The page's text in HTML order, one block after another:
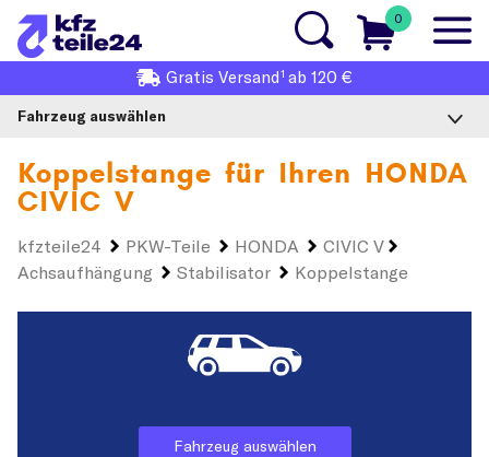
0
Gratis Versand1 ab 120 €
Fahrzeug auswählen
Koppelstange für Ihren HONDA
CIVIC V
kfzteile24 PKW-Teile HONDA
CIVIC V
Achsaufhängung
Stabilisator Koppelstange
Fahrzeug auswählen